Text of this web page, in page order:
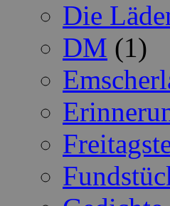
Die
DM (1)